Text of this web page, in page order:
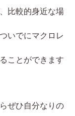
比較的身近な場
いでにマクロレ
ことができます
ぜひ自分なりの